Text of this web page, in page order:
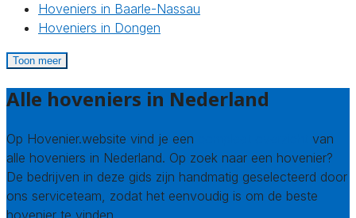
Hoveniers in Baarle-Nassau
Hoveniers in Dongen
Toon meer
Alle hoveniers in Nederland
Op Hovenier.website vind je een
van
alle hoveniers in Nederland. Op zoek naar een hovenier?
De bedrijven in deze gids zijn handmatig geselecteerd door
ons serviceteam, zodat het eenvoudig is om de beste